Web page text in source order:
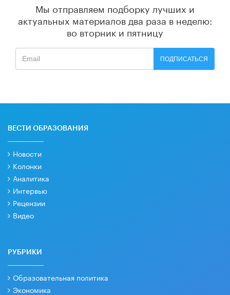
Мы отправляем подборку лучших и
актуальных материалов два раза в неделю:
во вторник и пятницу
ПОДПИСАТЬСЯ
ВЕСТИ ОБРАЗОВАНИЯ
Новости
Колонки
Аналитика
Интервью
Рецензии
Видео
РУБРИКИ
Образовательная политика
Экономика